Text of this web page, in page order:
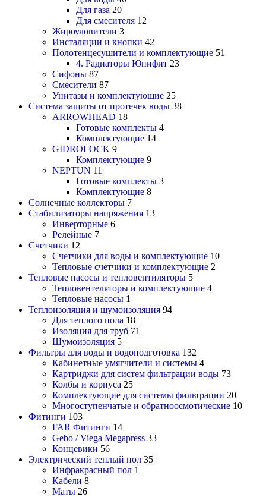
Для газа 20
Для смесителя 12
Жироуловители 3
Инсталяции и кнопки 42
Полотенцесушители и комплектующие 51
4. Радиаторы Юнифит 23
Сифоны 87
Смесители 87
Унитазы и комплектующие 25
Система защиты от протечек воды 38
ARROWHEAD 18
Готовые комплекты 4
Комплектующие 14
GIDROLOCK 9
Комплектующие 9
NEPTUN 11
Готовые комплекты 3
Комплектующие 8
Солнечные коллекторы 7
Стабилизаторы напряжения 13
Инверторные 6
Релейные 7
Счетчики 12
Счетчики для воды и комплектующие 10
Тепловые счетчики и комплектующие 2
Тепловые насосы и тепловентиляторы 5
Тепловентеляторы и комплектующие 4
Тепловые насосы 1
Теплоизоляция и шумоизоляция 94
Для теплого пола 18
Изоляция для труб 71
Шумоизоляция 5
Фильтры для воды и водоподготовка 132
Кабинетные умягчители и системы 4
Картриджи для систем фильтрации воды 73
Колбы и корпуса 25
Комплектующие для системы фильтрации 20
Многоступенчатые и обратноосмотические 10
Фитинги 103
FAR Фитинги 14
Gebo / Viega Megapress 33
Концевики 56
Электрический теплый пол 35
Инфракрасный пол 1
Кабели 8
Маты 26